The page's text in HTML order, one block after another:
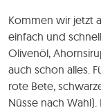
Kommen wir jetzt
einfach und
Olivenöl,
auch schon alles.
rote Bete,
Nüsse nach